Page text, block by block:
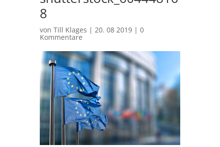
8
von Till Klages | 20. 08 2019| 0
Kommentare